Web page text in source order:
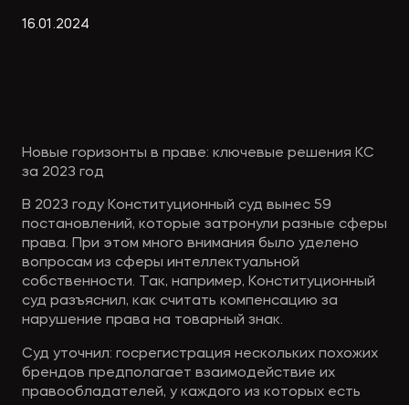
16.01 .2024
Новые горизонты в праве: ключевые решения КС
за 2023 год
В 2023 году Конституционный суд вынес 59
постановлений, которые затронули разные сферы
права. При этом много внимания было уделено
вопросам из сферы интеллектуальной
собственности. Так, например, Конституционный
суд разъяснил, как считать компенсацию за
нарушение права на товарный знак.
Суд уточнил: госрегистрация нескольких похожих
брендов предполагает взаимодействие их
правообладателей, у каждого из которых есть